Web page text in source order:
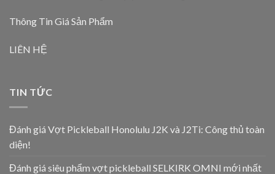
Thông Tin Giá Sản Phẩm
LIÊN HỆ
TIN TỨC
Đánh giá Vợt Pickleball Honolulu J2K và J2Ti: Công thủ toàn
diện!
Đánh giá siêu phẩm vợt pickleball SELKIRK OMNI mới nhất